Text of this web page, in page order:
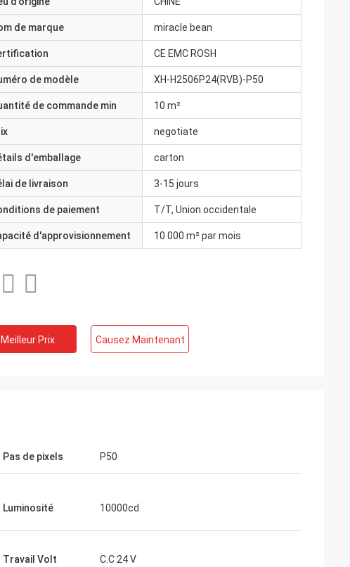
de marque miracle bean
CE EMC ROSH
de modèle XH-H2506P24(RVB)-P50
de commande min 10 m²
negotiate
d'emballage carton
de livraison 3-15 jours
de paiement T/T, Union occidentale
d'approvisionnement 10 000 m² par mois
Meilleur Prix Causez Maintenant
Pas de pixels P50
Luminosité 10000cd
Travail Volt C.C 24 V